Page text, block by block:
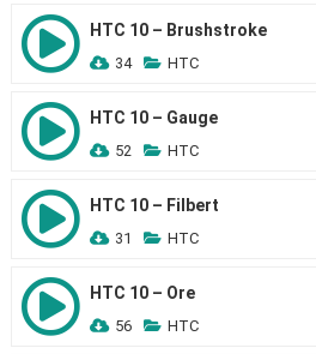
HTC 10 – Brushstroke
34 HTC
HTC 10 – Gauge
52 HTC
HTC 10 – Filbert
31 HTC
HTC 10 – Ore
56 HTC